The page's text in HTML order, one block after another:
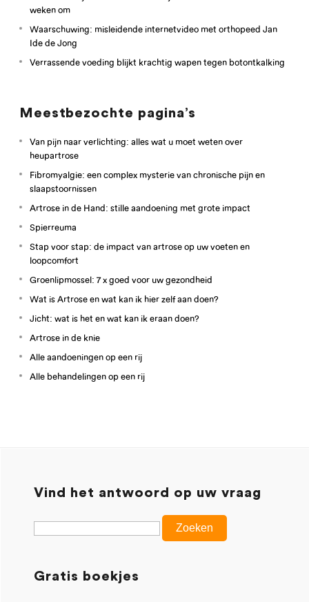
weken om
Waarschuwing: misleidende internetvideo met orthopeed Jan
Ide de Jong
Verrassende voeding blijkt krachtig wapen tegen botontkalking
Meestbezochte pagina’s
Van pijn naar verlichting: alles wat u moet weten over
heupartrose
Fibromyalgie: een complex mysterie van chronische pijn en
slaapstoornissen
Artrose in de Hand: stille aandoening met grote impact
Spierreuma
Stap voor stap: de impact van artrose op uw voeten en
loopcomfort
Groenlipmossel: 7 x goed voor uw gezondheid
Wat is Artrose en wat kan ik hier zelf aan doen?
Jicht: wat is het en wat kan ik eraan doen?
Artrose in de knie
Alle aandoeningen op een rij
Alle behandelingen op een rij
Vind het antwoord op uw vraag
Gratis boekjes